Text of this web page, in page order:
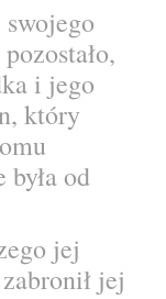
i jego
który
od
jej
jej